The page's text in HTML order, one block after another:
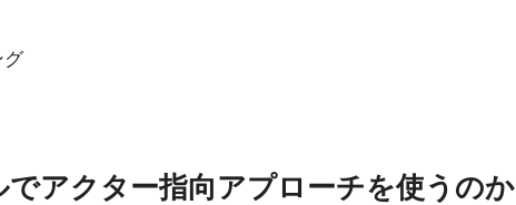
グ
アクター指向アプローチを使うのか